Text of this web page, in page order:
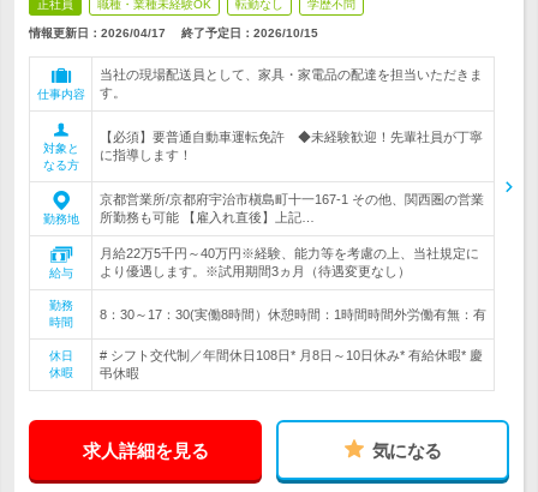
正社員 職種・業種未経験OK 転勤なし 学歴不問
情報更新日：2026/04/17 終了予定日： 2026/10/15
仕事内容
当社の現場配送員として、家具・家電品の配達を担当いただきま
す。
対象と
なる方
【必須】要普通自動車運転免許 ◆未経験歓迎！先輩社員が丁寧
に指導します！
勤務地
京都営業所/京都府宇治市槇島町十一167-1 その他、関西圏の営業
所勤務も可能 【雇入れ直後】上記…
給与
月給22万5千円～40万円※経験、能力等を考慮の上、当社規定に
より優遇します。※試用期間3ヵ月（待遇変更なし）
勤務
時間
8：30～17：30(実働8時間）休憩時間：1時間時間外労働有無：有
休日
休暇
# シフト交代制／年間休日108日* 月8日～10日休み* 有給休暇* 慶
弔休暇
求人詳細を見る 気になる